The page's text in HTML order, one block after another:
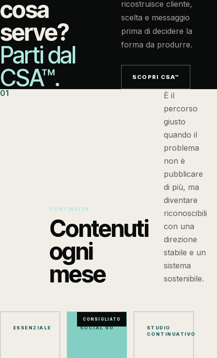
cosa
serve?
Parti dal
CSA™.
ricostruisce cliente,
scelta e messaggio
prima di decidere la
forma da produrre.
SCOPRI CSA™
01
CONTINUITÀ
Contenuti
ogni
mese
È il
percorso
giusto
quando il
problema
non è
pubblicare
di più, ma
diventare
riconoscibili
con una
direzione
stabile e un
sistema
sostenibile.
ESSENZIALE
CONSIGLIATO
SOCIAL 90
STUDIO
CONTINUATIVO